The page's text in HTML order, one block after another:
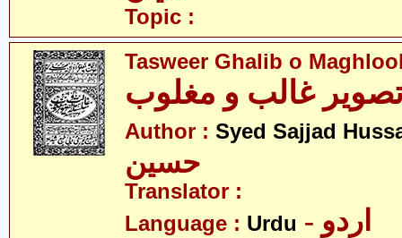
Topic :
Tasweer Ghalib o
غالب و مغلوب
Author : Syed Sajjad
حسین
Translator :
Language : Urdu - اردو